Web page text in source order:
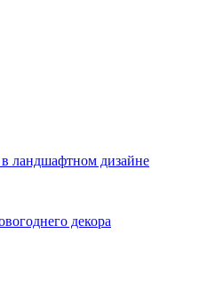
ландшафтном дизайне
декора